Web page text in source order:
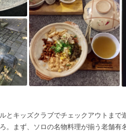
とキッズクラブでチェックアウトまで
。まず、ソロの名物料理が揃う老舗有